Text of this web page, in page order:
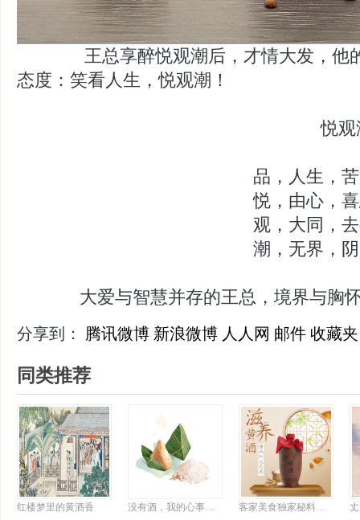
王总享醉悦观潮后，才情大发，他的
态度：笑看人生，悦观潮！
悦观潮。
品，人生，苦辣酸甜
悦，由心，喜怒哀乐
观，大同，去行留走
潮，无界，阴晴圆缺
大爱与智慧并存的王总，境界与胸怀
分享到： 腾讯微博 新浪微博 人人网 邮件 收藏夹
同类推荐
红楼梦里的黄酒香 没有酒，我的心事比粽子难消化 客家美食独家秘料揭晓，想吃粤菜有它就够了